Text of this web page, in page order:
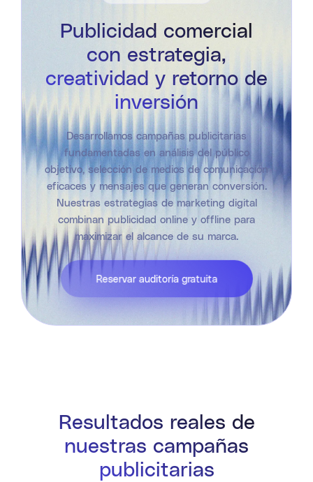
Publicidad comercial
con estrategia,
creatividad y retorno de
inversión
Desarrollamos campañas publicitarias
fundamentadas en análisis del público
objetivo, selección de medios de comunicación
eficaces y mensajes que generan conversión.
Nuestras estrategias de marketing digital
combinan publicidad online y offline para
maximizar el alcance de su marca.
Reservar auditoría gratuita
Resultados reales de
nuestras campañas
publicitarias